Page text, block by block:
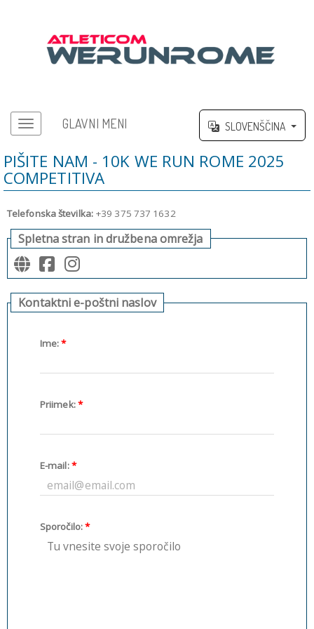
Glavni meniGLAVNI MENI SLOVENŠČINA
PIŠITE NAM - 10K WE RUN ROME 2025
COMPETITIVA
Telefonska številka:+39 375 737 1632
Spletna stran in družbena omrežja
Kontaktni e-poštni naslov
Ime:*
Priimek:*
E-mail:*
Sporočilo:*